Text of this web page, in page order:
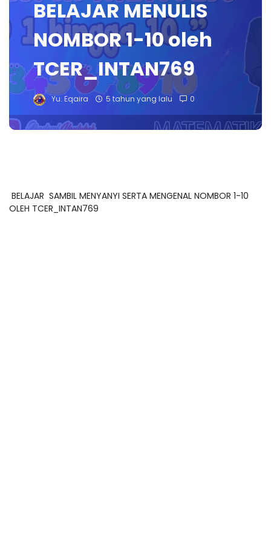
BELAJAR MENULIS
NOMBOR 1-10 oleh
TCER_INTAN769
Yu. Eqaira 5 tahun yang lalu 0
BELAJAR SAMBIL MENYANYI SERTA MENGENAL NOMBOR 1-10
OLEH TCER_INTAN769